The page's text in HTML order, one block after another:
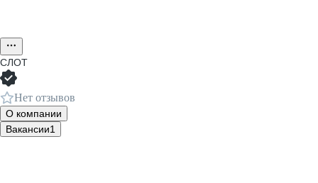
СЛОТ
Нет отзывов
О компании
Вакансии1